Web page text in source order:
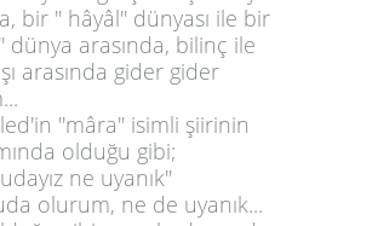
bir '' hâyâl'' dünyası ile bir
dünya arasında, bilinç ile
arasında gider gider
''mâra'' isimli şiirinin
olduğu gibi;
ne uyanık''
olurum, ne de uyanık...